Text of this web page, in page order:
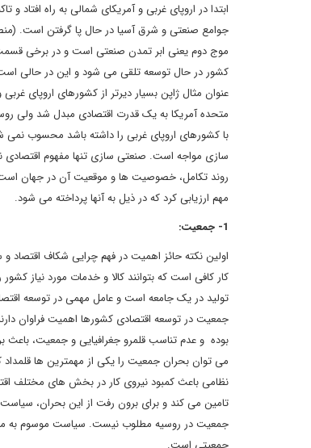
ابتدا در اروپای غربی و آمریکای شمالی به راه
موج دوم یعنی ابر تمدن صنعتی است و در برخی
کشور در حال توسعه تلقی می شود و این در حالی
عنوان مثال ژاپن بسیار دیرتر از کشورهای اروپای
متحده آمریکا به یک قدرت اقتصادی مبدل شد ولی
با کشورهای اروپای غربی را داشته باشد محسوب
سازی مواجه است. صنعتی سازی تنها مفهوم اقتصادی
مهم ارزیابی کرد که در ذیل به آنها پرداخته می شود.
1- جمعیت:
اولین نکته حائز اهمیت در فهم چرایی شکاف
کار کافی است که بتوانند کالا و خدمات مورد نیاز
تولید در یک جامعه است و عامل مهمی در توسعه
بوده و عدم تناسب قلمرو جغرافیایی و جمعیت، باعث
می توان بحران جمعیت را یکی از مهمترین ها قلمداد
نظامی باعث کمبود نیروی کار در بخش های مختلف
تامین می کند و برای برون رفت از این بحران،
جمعیت در روسیه مطلوب نیست. سیاست موسوم به